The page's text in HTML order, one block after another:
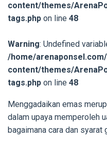
content/themes/
tags.php on line 48
Warning: Undefined
/home/
content/themes/
tags.php on line 48
Menggadaikan emas
dalam upaya memperoleh
bagaimana cara dan syarat